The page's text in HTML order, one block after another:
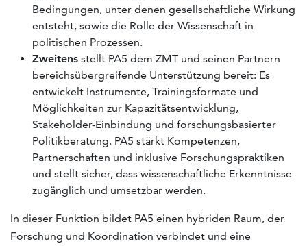
Bedingungen, unter denen gesellschaftliche Wirkung
entsteht, sowie die Rolle der Wissenschaft in
politischen Prozessen.
Zweitens stellt PA5 dem ZMT und seinen Partnern
bereichsübergreifende Unterstützung bereit: Es
entwickelt Instrumente, Trainingsformate und
Möglichkeiten zur Kapazitätsentwicklung,
Stakeholder-Einbindung und forschungsbasierter
Politikberatung. PA5 stärkt Kompetenzen,
Partnerschaften und inklusive Forschungspraktiken
und stellt sicher, dass wissenschaftliche Erkenntnisse
zugänglich und umsetzbar werden.
In dieser Funktion bildet PA5 einen hybriden Raum, der
Forschung und Koordination verbindet und eine